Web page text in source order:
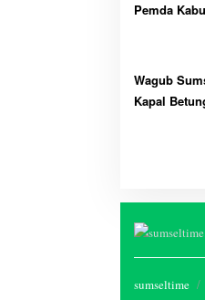
Pemda
Wagub
Kapal
sumseltime